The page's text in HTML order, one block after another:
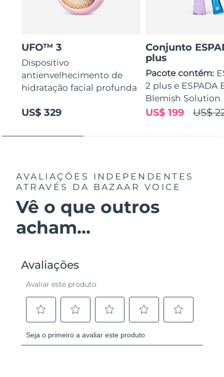
UFO™ 3
Dispositivo
antienvelhecimento de
hidratação facial profunda
US$ 329
Conjunto
plus
Pacote contém:
2 plus e ESPADA
Blemish Solution
US$
US$ 199
AVALIAÇÕES INDEPENDENTES
ATRAVÉS DA BAZAAR VOICE
Vê o que outros
acham...